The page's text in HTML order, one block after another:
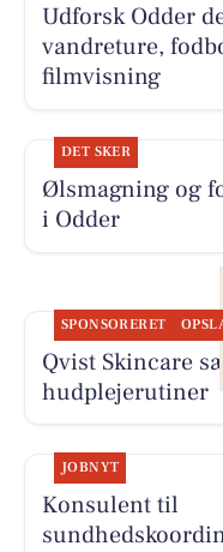
Udforsk Odder
vandreture,
filmvisning
DET SKER
Ølsmagning og
i Odder
SPONSORERET
Qvist Skincare
hudplejerutiner
JOBNYT
Konsulent til